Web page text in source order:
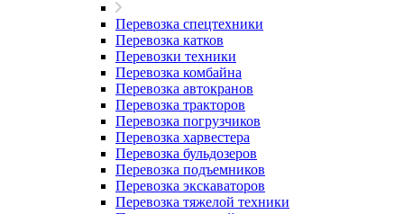
Перевозка спецтехники
Перевозка катков
Перевозки техники
Перевозка комбайна
Перевозка автокранов
Перевозка тракторов
Перевозка погрузчиков
Перевозка харвестера
Перевозка бульдозеров
Перевозка подъемников
Перевозка экскаваторов
Перевозка тяжелой техники